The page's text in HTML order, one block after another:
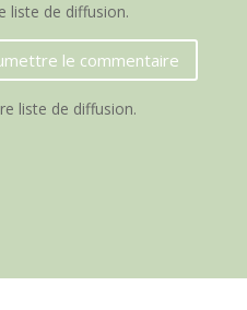
liste de diffusion.
le commentaire
liste de diffusion.